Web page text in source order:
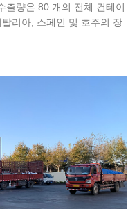
출량은 80 개의 전체 컨테이
리아, 스페인 및 호주의 장